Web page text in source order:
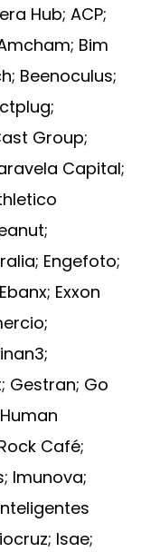
Hub; ACP;
Bim
Beenoculus;
Group;
Capital;
Engefoto;
Exxon
Gestran; Go
Café;
Imunova;
Isae;